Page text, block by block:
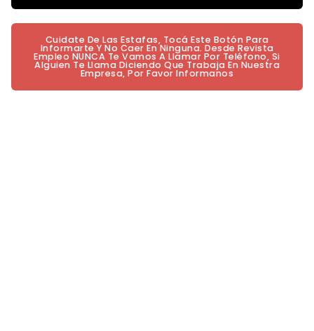
Cuidate De Las Estafas, Tocá Este Botón Para
Informarte Y No Caer En Ninguna. Desde Revista
Empleo NUNCA Te Vamos A Llamar Por Teléfono, Si
Alguien Te Llama Diciendo Que Trabaja En Nuestra
Empresa, Por Favor Informanos